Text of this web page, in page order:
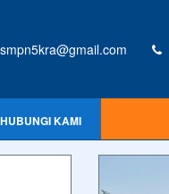
smpn5kra@gmail.com
HUBUNGI KAMI